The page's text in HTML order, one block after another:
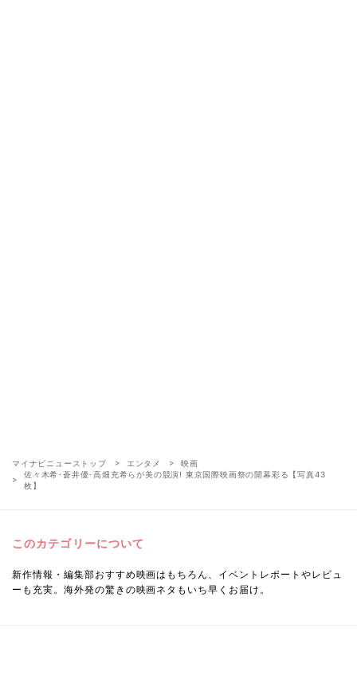
マイナビニューストップ エンタメ
映画
佐々木希･蒼井優･高畑充希らが美の競演! 東京国際映画祭の開幕彩る【写真43
枚】
このカテゴリーについて
新作情報・編集部おすすめ映画はもちろん、イベントレポートやレビュ
ーも充実。海外発の驚きの映画ネタもいち早くお届け。